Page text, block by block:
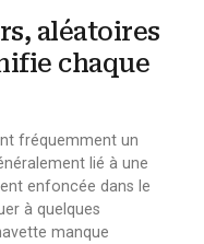
aléatoires
chaque
fréquemment un
lié à une
enfoncée dans le
à quelques
manque